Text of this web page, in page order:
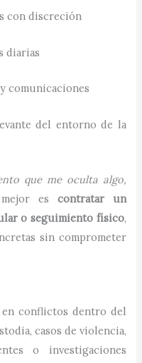
con discreción
diarias
comunicaciones
del entorno de la
que me oculta algo,
es contratar un
o seguimiento físico,
sin comprometer
conflictos dentro del
casos de violencia,
o investigaciones